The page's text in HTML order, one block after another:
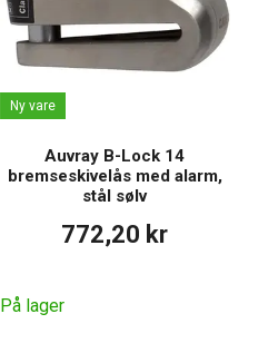
Ny vare
Auvray B-Lock 14
bremseskivelås med alarm,
stål sølv
772,20 kr
På lager